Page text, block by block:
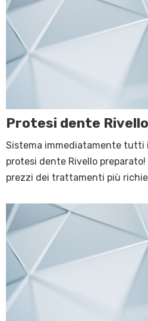
Protesi dente Rivello
Sistema immediatamente tutti
protesi dente Rivello
prezzi dei trattamenti più